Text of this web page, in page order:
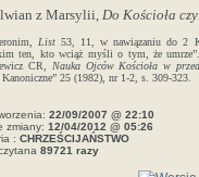
z Marsylii, Do Kościoła
List53, 11, w nawiązaniu do 2
ten, kto wciąż myśli o tym, że umrze”.
CR,
Nauka Ojców Kościoła w
Kanoniczne” 25 (1982), nr 1-2, s. 309-323.
22/09/2007 @ 22:10
zmiany: 12/04/2012 @ 05:26
: CHRZEŚCIJAŃSTWO
89721 razy